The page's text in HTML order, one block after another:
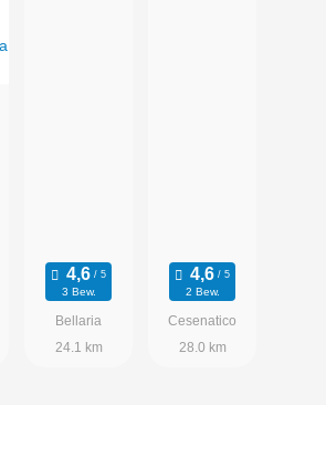
3 Bew.
Bellaria
24.1 km
2 Bew.
Cesenatico
28.0 km